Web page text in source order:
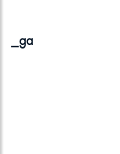
_ga